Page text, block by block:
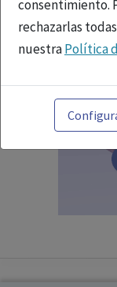
consentimiento.
rechazarlas
nuestraPolítica
Toda la
referida a
tanto, dirigida
facultados para
con ejercicio
fármacos se